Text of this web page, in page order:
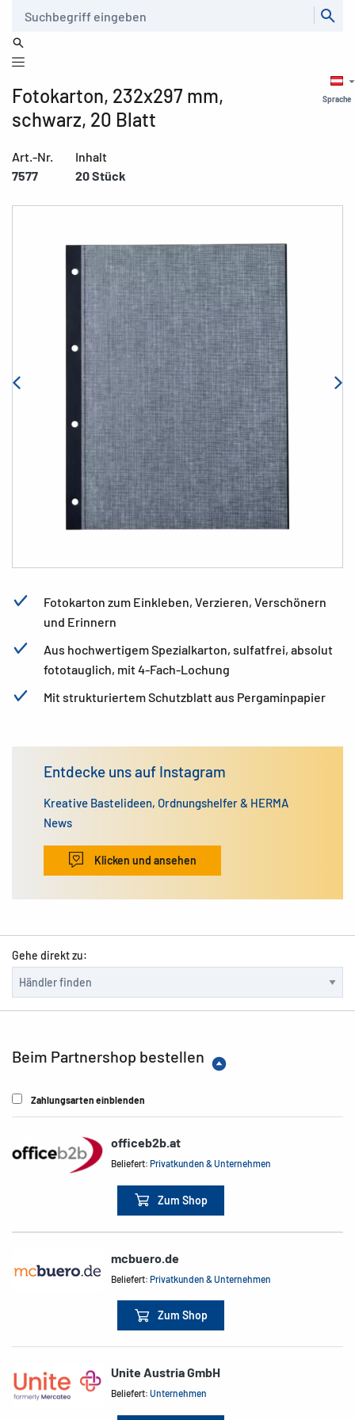
Sprache
Fotokarton, 232x297 mm,
schwarz, 20 Blatt
Art.-Nr.
7577
Inhalt
20 Stück
Fotokarton zum Einkleben, Verzieren, Verschönern
und Erinnern
Aus hochwertigem Spezialkarton, sulfatfrei, absolut
fototauglich, mit 4-Fach-Lochung
Mit strukturiertem Schutzblatt aus Pergaminpapier
Entdecke uns auf Instagram
Kreative Bastelideen, Ordnungshelfer & HERMA
News
Klicken und ansehen
Gehe direkt zu:
Beim Partnershop bestellen
Zahlungsarten einblenden
officeb2b.at
Beliefert:Privatkunden & Unternehmen
Zum Shop
mcbuero.de
Beliefert:Privatkunden & Unternehmen
Zum Shop
Unite Austria GmbH
Beliefert:Unternehmen